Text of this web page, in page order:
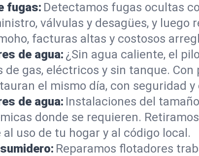
fugas: Detectamos fugas ocultas
válvulas y desagües, y
facturas altas y costosos
de agua: ¿Sin agua caliente, el
de gas, eléctricos y sin tanque.
el mismo día, con seguridad
de agua: Instalaciones del
donde se requieren.
uso de tu hogar y al código local.
Reparamos flotadores